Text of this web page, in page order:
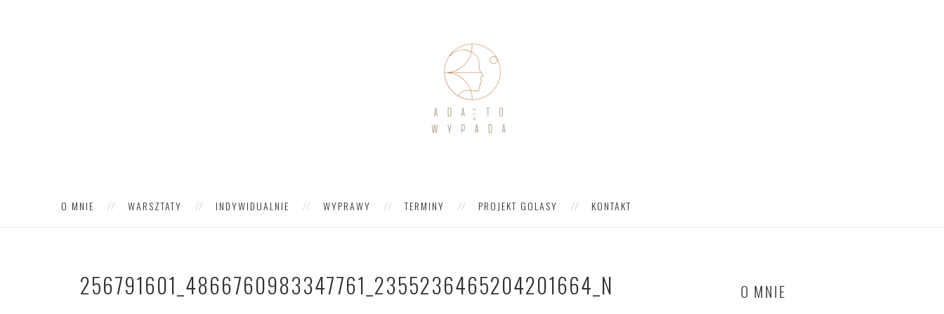
O MNIE WARSZTATY INDYWIDUALNIE WYPRAWY TERMINY PROJEKT GOLASY KONTAKT
256791601_4866760983347761_2355236465204201664_N O MNIE